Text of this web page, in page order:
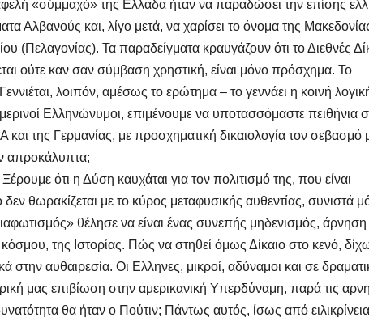
«σύμμαχό» της Ελλάδα ήταν να παραδώσει την επίσης
Αλβανούς και, λίγο μετά, να χαρίσει το όνομα της
(Πελαγονίας). Τα παραδείγματα κραυγάζουν ότι το Διεθνές
ούτε καν σαν σύμβαση χρηστική, είναι μόνο πρόσχημα. Το
λοιπόν, αμέσως το ερώτημα – το γεννάει η κοινή
Ελληνώνυμοι, επιμένουμε να υποτασσόμαστε πειθήνια
της Γερμανίας, με προσχηματική δικαιολογία τον σεβασμό
απροκάλυπτα;
ότι η Δύση καυχάται για τον πολιτισμό της, που είναι
θωρακίζεται με το κύρος μεταφυσικής αυθεντίας, συνιστά
θέλησε να είναι ένας συνεπής μηδενισμός, άρνηση
της Ιστορίας. Πώς να στηθεί όμως Δίκαιο στο κενό,
στην αυθαιρεσία. Οι Ελληνες, μικροί, αδύναμοι και σε
μας επιβίωση στην αμερικανική Υπερδύναμη, παρά τις
θα ήταν ο Πούτιν; Πάντως αυτός, ίσως από